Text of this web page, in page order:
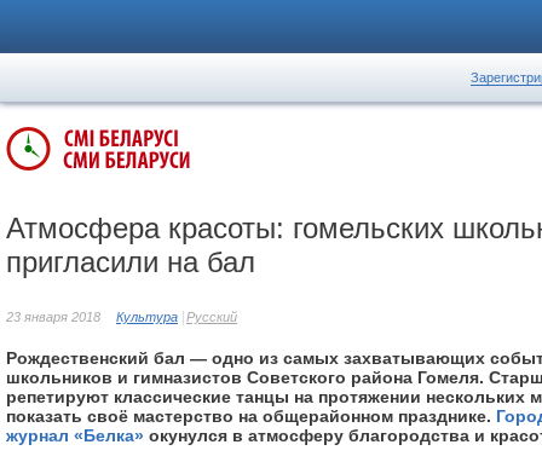
Атмосфера красоты: гомельских
пригласили на бал
23 января 2018 Культура Русский
Рождественский бал — одно из самых захватывающих
школьников и гимназистов Советского района Гомеля.
репетируют классические танцы на протяжении нескольких
показать своё мастерство на общерайонном празднике.
журнал «Белка» окунулся в атмосферу благородства и